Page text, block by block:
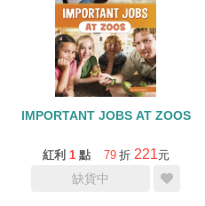
展IMPORTANT JOBS AT ZOOS
紅利 1 點 79 折 221元
缺貨中